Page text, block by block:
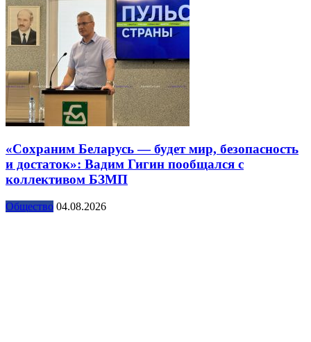
«Сохраним Беларусь — будет мир, безопасность
и достаток»: Вадим Гигин пообщался с
коллективом БЗМП
Общество 04.08.2026